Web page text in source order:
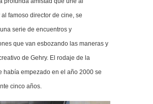
famoso director de cine, se
serie de encuentros y
que van esbozando las maneras y
de Gehry. El rodaje de la
había empezado en el año 2000 se
cinco años.